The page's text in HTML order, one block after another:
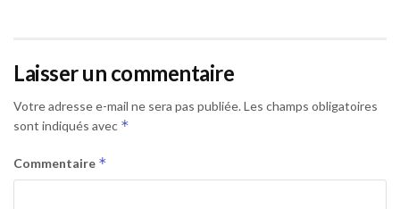
Laisser un commentaire
Votre adresse e-mail ne sera pas publiée. Les champs obligatoires
sont indiqués avec *
Commentaire *